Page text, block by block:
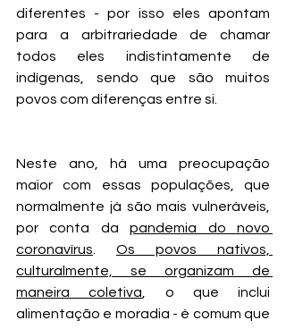
diferentes - por isso eles apontam
para a arbitrariedade de chamar
todos eles indistintamente de
indígenas, sendo que são muitos
povos com diferenças entre si.
Neste ano, há uma preocupação
maior com essas populações, que
normalmente já são mais vulneráveis,
por conta da pandemia do novo
coronavírus
Os povos nativos,
culturalmente, se organizam de
maneira coletiva , o que inclui
alimentação e moradia - é comum que